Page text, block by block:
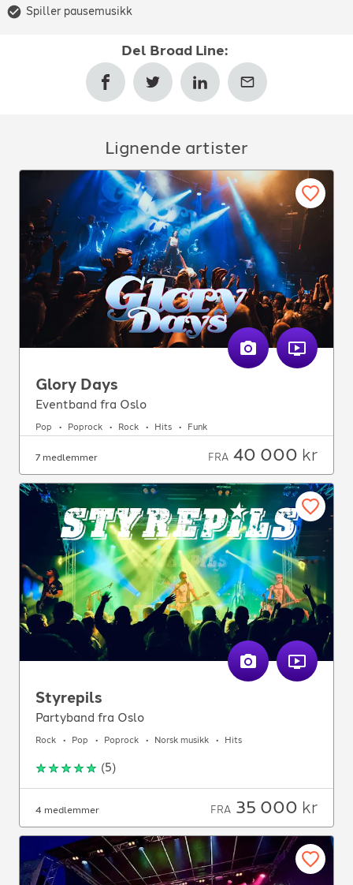
Spiller pausemusikk
Del Broad Line:
Lignende artister
Glory Days
Eventband fra Oslo
Pop Poprock Rock Hits Funk
7 medlemmer FRA 40 000 kr
Styrepils
Partyband fra Oslo
Rock Pop Poprock Norsk musikk Hits
(5)
4 medlemmer FRA 35 000 kr